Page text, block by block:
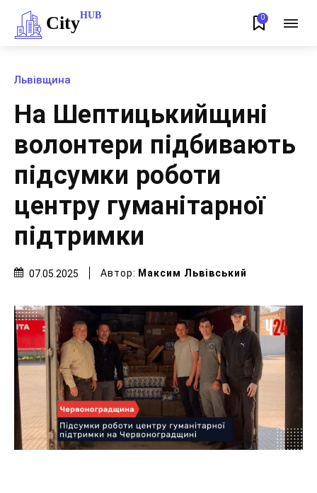
CityHUB 0
Львівщина
На Шептицькийщині
волонтери підбивають
підсумки роботи
центру гуманітарної
підтримки
07.05.2025 Автор: Максим Львівський